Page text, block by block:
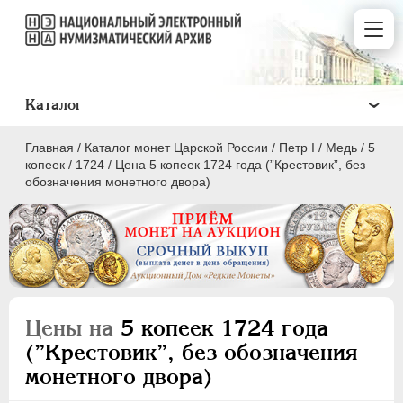
Главная / Каталог монет Царской России / Пeтр I / Медь / 5
копеек / 1724 / Цена 5 копеек 1724 года (”Крестовик”, без
обозначения монетного двора)
Цены на 5 копеек 1724 года
(”Крестовик”, без обозначения
монетного двора)
Каталог
ПEТР I 1699 - 1725
Серебро
Медь
5 копеек